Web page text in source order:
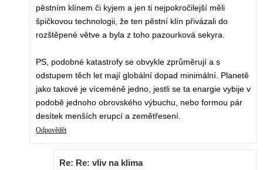
pěstním klínem či kyjem a jen ti nejpokročilejší měli
špičkovou technologii, že ten pěstní klín přivázali do
rozštěpené větve a byla z toho pazourková sekyra.
PS, podobné katastrofy se obvykle zprůměrují a s
odstupem těch let mají globální dopad minimální. Planetě
jako takové je víceméně jedno, jestli se ta enargie vybije v
podobě jednoho obrovského výbuchu, nebo formou pár
desítek menších erupcí a zemětřesení.
Odpovědět
Re: Re: vliv na klima